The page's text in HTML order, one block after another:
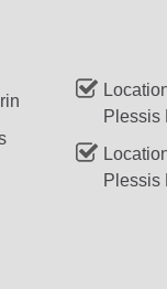
Plessis
Plessis